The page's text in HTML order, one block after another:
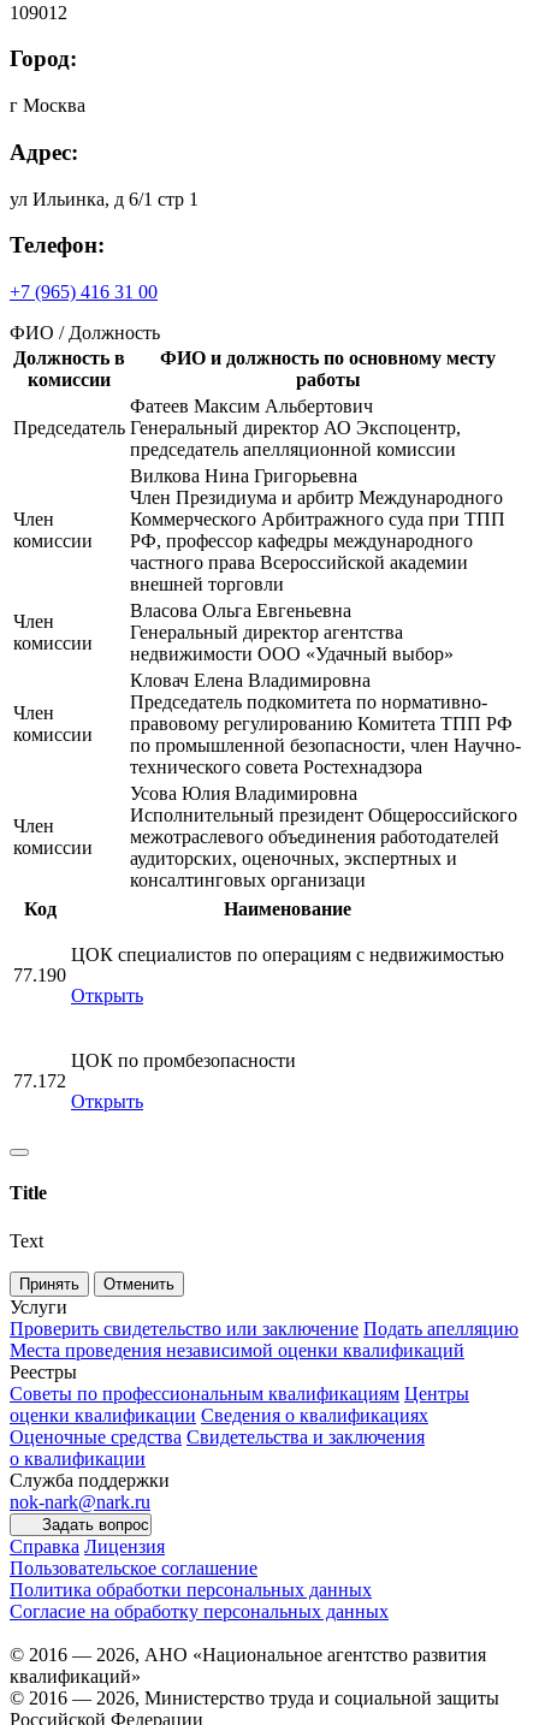
109012
Город:
г Москва
Адрес:
ул Ильинка, д 6/1 стр 1
Телефон:
+7 (965) 416 31 00
ФИО / Должность
Должность в
комиссии
ФИО и должность по основному месту
работы
Председатель
Фатеев Максим Альбертович
Генеральный директор АО Экспоцентр,
председатель апелляционной комиссии
Член
комиссии
Вилкова Нина Григорьевна
Член Президиума и арбитр Международного
Коммерческого Арбитражного суда при ТПП
РФ, профессор кафедры международного
частного права Всероссийской академии
внешней торговли
Член
комиссии
Власова Ольга Евгеньевна
Генеральный директор агентства
недвижимости ООО «Удачный выбор»
Член
комиссии
Кловач Елена Владимировна
Председатель подкомитета по нормативно-
правовому регулированию Комитета ТПП РФ
по промышленной безопасности, член Научно-
технического совета Ростехнадзора
Член
комиссии
Усова Юлия Владимировна
Исполнительный президент Общероссийского
межотраслевого объединения работодателей
аудиторских, оценочных, экспертных и
консалтинговых организаци
Код
Наименование
77.190
ЦОК специалистов по операциям с недвижимостью
Открыть
77.172
ЦОК по промбезопасности
Открыть
Title
Text
Принять Отменить
Услуги
Проверить свидетельство или заключение Подать апелляцию
Места проведения независимой оценки квалификаций
Реестры
Советы по профессиональным квалификациям Центры
оценки квалификации Сведения о квалификациях
Оценочные средства Свидетельства и заключения
о квалификации
Служба поддержки
nok-nark@nark.ru
Задать вопрос
Справка Лицензия
Пользовательское соглашение
Политика обработки персональных данных
Согласие на обработку персональных данных
© 2016 — 2026, АНО «Национальное агентство развития
квалификаций»
© 2016 — 2026, Министерство труда и социальной защиты
Российской Федерации